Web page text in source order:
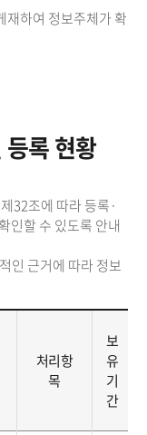
재하여 정보주체가 확
록 현황
32조에 따라 등록·
인할 수 있도록 안내
인 근거에 따라 정보
처리항
목
보
유
기
간